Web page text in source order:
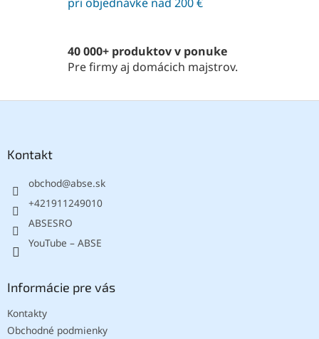
y
v
p
40 000+ produktov v ponuke
Pre firmy aj domácich majstrov.
Kontakt
obchod@abse.sk
+421911249010
ABSESRO
YouTube – ABSE
Informácie pre vás
Kontakty
Obchodné podmienky